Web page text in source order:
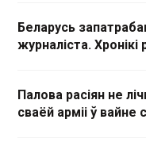
Беларусь
журналіста. Хронікі
Палова расіян не
сваёй арміі ў вайне